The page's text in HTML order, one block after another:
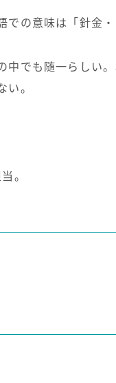
の意味は「針金・
でも随一らしい
い。
。